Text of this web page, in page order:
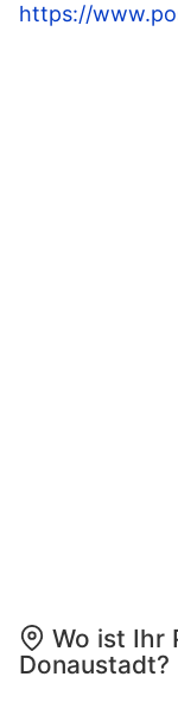
https://
Wo ist Ihr
Donaustadt?